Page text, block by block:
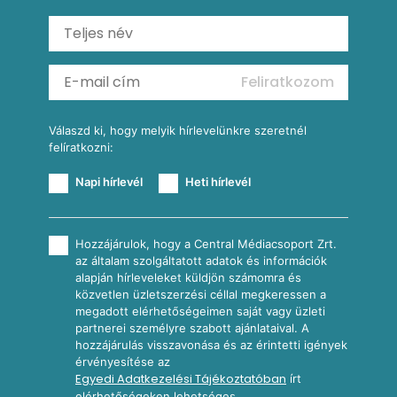
Ratatouille
Almás-kéksajtos kukoricasaláta
Köretek
Reggeli receptek
Feliratkozom
Válaszd ki, hogy melyik hírlevelünkre szeretnél
felíratkozni:
Napi hírlevél Heti hírlevél
Hozzájárulok, hogy a Central Médiacsoport Zrt.
az általam szolgáltatott adatok és információk
alapján hírleveleket küldjön számomra és
közvetlen üzletszerzési céllal megkeressen a
megadott elérhetőségeimen saját vagy üzleti
partnerei személyre szabott ajánlataival. A
hozzájárulás visszavonása és az érintetti igények
érvényesítése az
Egyedi Adatkezelési Tájékoztatóban írt